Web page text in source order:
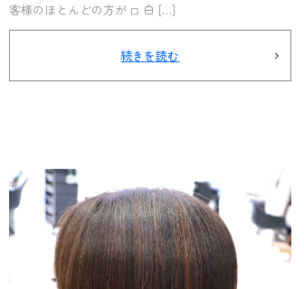
客様のほとんどの方が ◽︎ 白 […]
続きを読む